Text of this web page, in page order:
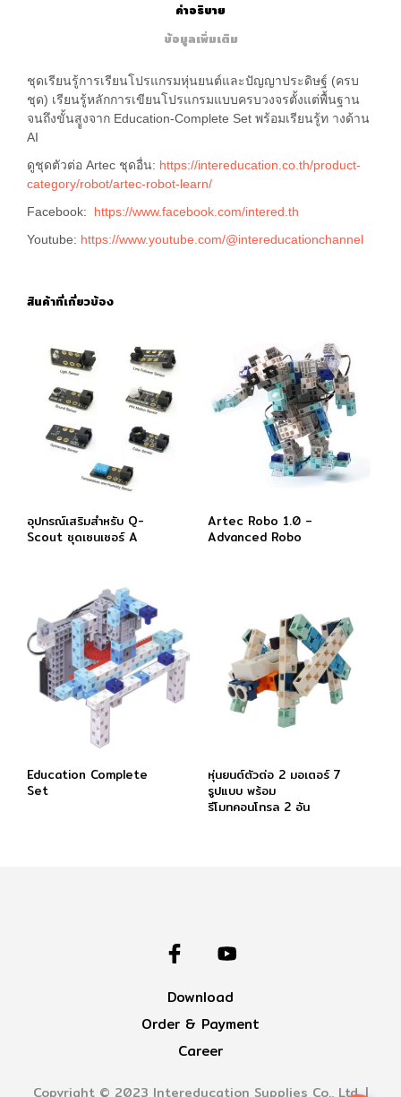
คำอธิบาย
ข้อมูลเพิ่มเติม
ชุดเรียนรู้การเรียนโปรแกรมหุ่นยนต์และปัญญาประดิษฐ์ (ครบ
ชุด) เรียนรู้หลักการเขียนโปรแกรมแบบครบวงจรตั้งแต่พื้นฐาน
จนถึงขั้นสููงจาก Education-Complete Set พร้อมเรียนรู้ท างด้าน
AI
ดูชุดตัวต่อ Artec ชุดอื่น: https://intereducation.co.th/product-
category/robot/artec-robot-learn/
Facebook: https://www.facebook.com/intered.th
Youtube: https://www.youtube.com/@intereducationchannel
สินค้าที่เกี่ยวข้อง
อุปกรณ์เสริมสำหรับ Q-
Scout ชุดเซนเซอร์ A
Artec Robo 1.0 –
Advanced Robo
Education Complete
Set
หุ่นยนต์ตัวต่อ 2 มอเตอร์ 7
รูปแบบ พร้อม
รีโมทคอนโทรล 2 อัน
Download
Order & Payment
Career
Copyright © 2023 Intereducation Supplies Co., Ltd. |